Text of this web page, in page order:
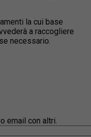
la cui base
a raccogliere
necessario.
email con altri.